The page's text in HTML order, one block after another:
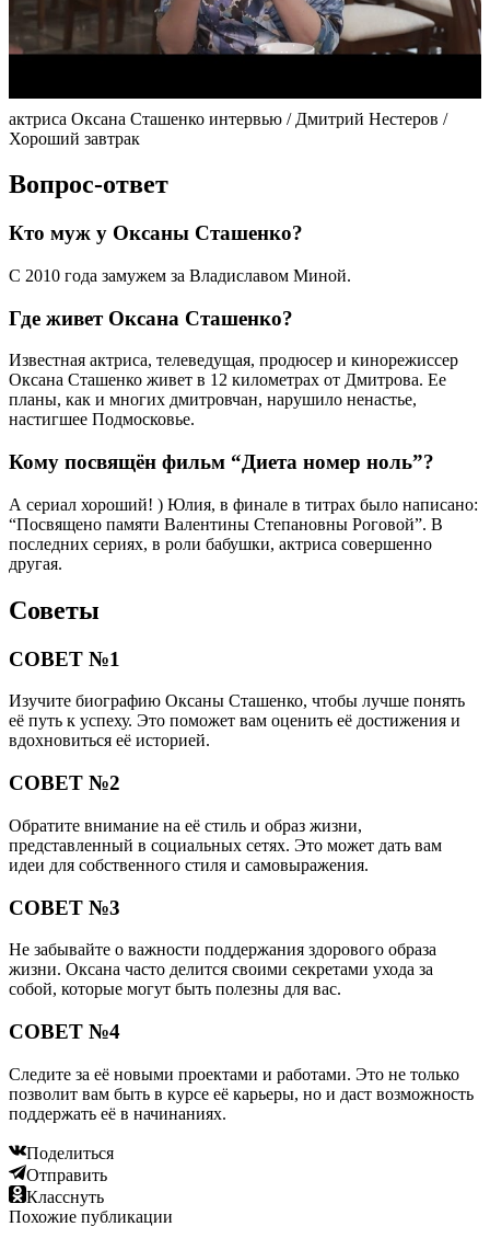
актриса Оксана Сташенко интервью / Дмитрий Нестеров /
Хороший завтрак
Вопрос-ответ
Кто муж у Оксаны Сташенко?
С 2010 года замужем за Владиславом Миной.
Где живет Оксана Сташенко?
Известная актриса, телеведущая, продюсер и кинорежиссер
Оксана Сташенко живет в 12 километрах от Дмитрова. Ее
планы, как и многих дмитровчан, нарушило ненастье,
настигшее Подмосковье.
Кому посвящён фильм “Диета номер ноль”?
А сериал хороший! ) Юлия, в финале в титрах было написано:
“Посвящено памяти Валентины Степановны Роговой”. В
последних сериях, в роли бабушки, актриса совершенно
другая.
Советы
СОВЕТ №1
Изучите биографию Оксаны Сташенко, чтобы лучше понять
её путь к успеху. Это поможет вам оценить её достижения и
вдохновиться её историей.
СОВЕТ №2
Обратите внимание на её стиль и образ жизни,
представленный в социальных сетях. Это может дать вам
идеи для собственного стиля и самовыражения.
СОВЕТ №3
Не забывайте о важности поддержания здорового образа
жизни. Оксана часто делится своими секретами ухода за
собой, которые могут быть полезны для вас.
СОВЕТ №4
Следите за её новыми проектами и работами. Это не только
позволит вам быть в курсе её карьеры, но и даст возможность
поддержать её в начинаниях.
Поделиться
Отправить
Класснуть
Похожие публикации